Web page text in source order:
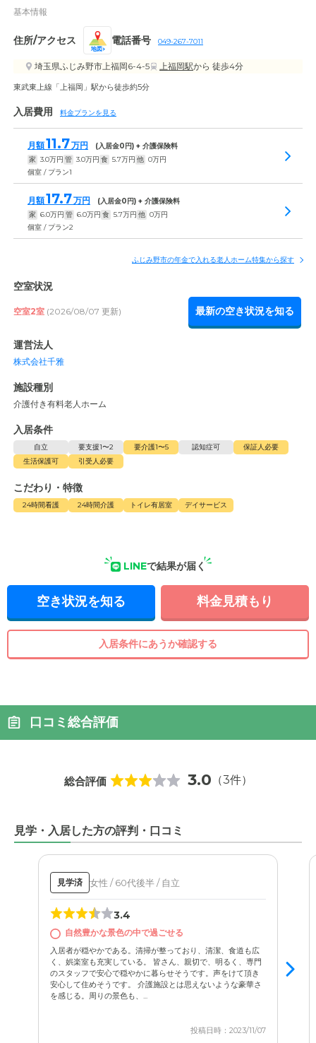
外観の写真
基本情報
住所/アクセス
地図
電話番号 049-267-7011
埼玉県ふじみ野市上福岡6-4-5 上福岡駅から 徒歩4分
東武東上線「上福岡」駅から徒歩約5分
入居費用 料金プランを見る
月額11.7万円 (入居金0 円) + 介護保険料
家 3.0万円 管 3.0万円 食 5.7万円 他 0万円
個室 / プラン1
月額17.7万円 (入居金0 円) + 介護保険料
家 6.0万円 管 6.0万円 食 5.7万円 他 0万円
個室 / プラン2
ふじみ野市の年金で入れる老人ホーム特集から探す
空室状況
空室2室 (2026/08/07 更新) 最新の空き状況を知る
運営法人
株式会社千雅
施設種別
介護付き有料老人ホーム
入居条件
自立 要支援1〜2 要介護1〜5 認知症可
保証人必要
生活保護可
引受人必要
こだわり・特徴
24時間看護 24時間介護 トイレ有居室 デイサービス
LINEで結果が届く
空き状況を知る 料金見積もり
入居条件にあうか確認する
口コミ総合評価
総合評価 3.0 （3件）
見学・入居した方の評判・口コミ
見学済 女性 / 60代後半 / 自立
3.4
自然豊かな景色の中で過ごせる
入居者が穏やかである。清掃が整っており、清潔、食道も広
く、娯楽室も充実している。 皆さん、親切で、明るく、専門
のスタッフで安心で穏やかに暮らせそうです。声をけて頂き
安心して住めそうです。 介護施設とは思えないような豪華さ
を感じる。周りの景色も、...
投稿日時：2023/11/07